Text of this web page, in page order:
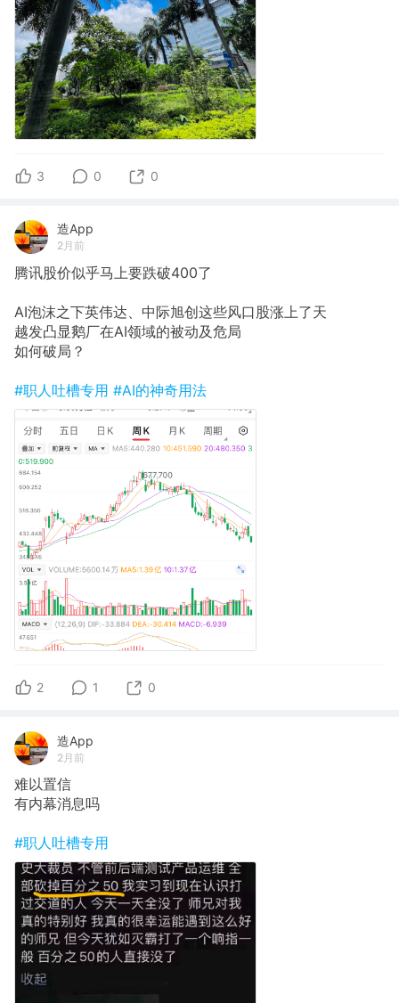
3 0 0
造App
2月前
腾讯股价似乎马上要跌破400了
AI泡沫之下英伟达、中际旭创这些风口股涨上了天
越发凸显鹅厂在AI领域的被动及危局
如何破局？
#职人吐槽专用 #AI的神奇用法
2 1 0
造App
2月前
难以置信
有内幕消息吗
#职人吐槽专用